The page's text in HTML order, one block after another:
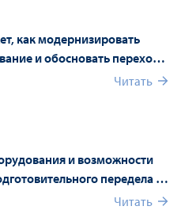
как модернизировать
и обосновать переход
численного
Читать
и возможности
передела на
Читать